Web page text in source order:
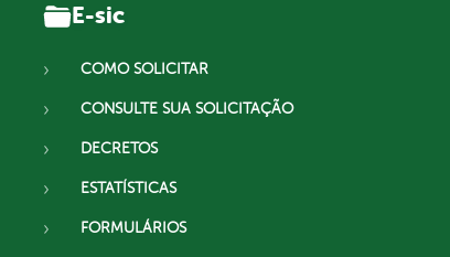
E-sic
COMO SOLICITAR
CONSULTE SUA SOLICITAÇÃO
DECRETOS
ESTATÍSTICAS
FORMULÁRIOS